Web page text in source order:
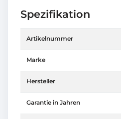
Spezifikation
Artikelnummer
Marke
Hersteller
Garantie in Jahren